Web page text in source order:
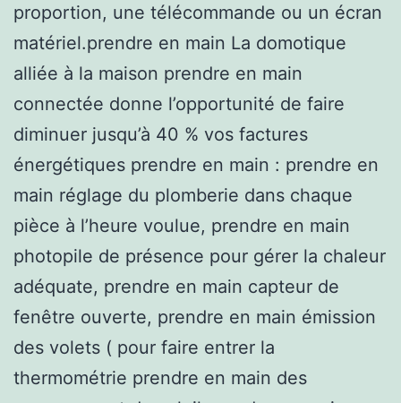
proportion, une télécommande ou un écran
matériel.prendre en main La domotique
alliée à la maison prendre en main
connectée donne l’opportunité de faire
diminuer jusqu’à 40 % vos factures
énergétiques prendre en main : prendre en
main réglage du plomberie dans chaque
pièce à l’heure voulue, prendre en main
photopile de présence pour gérer la chaleur
adéquate, prendre en main capteur de
fenêtre ouverte, prendre en main émission
des volets ( pour faire entrer la
thermométrie prendre en main des